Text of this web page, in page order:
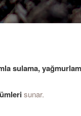
sulama,
sunar.